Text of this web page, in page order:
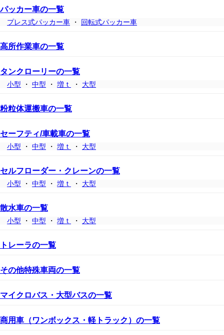
パッカー車の一覧
プレス式パッカー車 ・ 回転式パッカー車
高所作業車の一覧
タンクローリーの一覧
小型 ・ 中型 ・ 増ｔ ・ 大型
粉粒体運搬車の一覧
セーフティ/車載車の一覧
小型 ・ 中型 ・ 増ｔ ・ 大型
セルフローダー・クレーンの一覧
小型 ・ 中型 ・ 増ｔ ・ 大型
散水車の一覧
小型 ・ 中型 ・ 増ｔ ・ 大型
トレーラの一覧
その他特殊車両の一覧
マイクロバス・大型バスの一覧
商用車（ワンボックス・軽トラック）の一覧